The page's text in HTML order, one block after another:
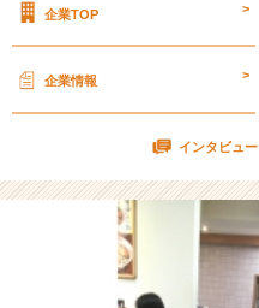
せ
と
と
【株
式
会
企業TOP >
企業情報 >
インタビュー